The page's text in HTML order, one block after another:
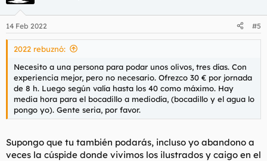
14 Feb 2022 #5
2022 rebuznó:
Necesito a una persona para podar unos olivos, tres días. Con
experiencia mejor, pero no necesario. Ofrezco 30 € por jornada
de 8 h. Luego según valía hasta los 40 como máximo. Hay
media hora para el bocadillo a mediodía, (bocadillo y el agua lo
pongo yo). Gente seria, por favor.
Supongo que tu también podarás, incluso yo abandono a
veces la cúspide donde vivimos los ilustrados y caigo en el